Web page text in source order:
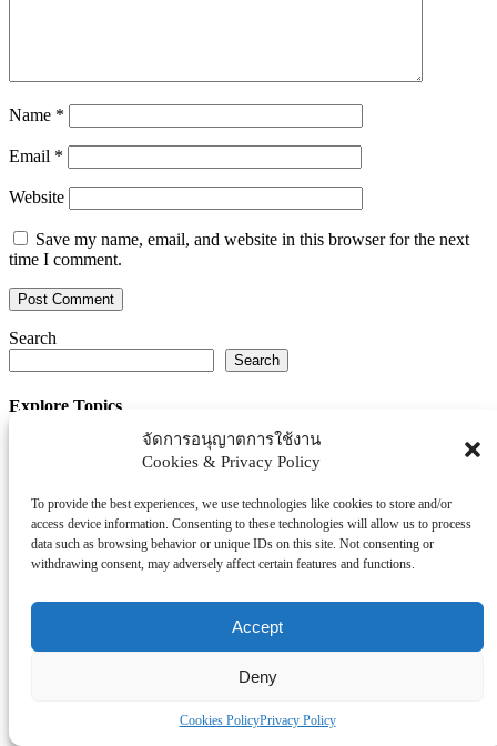
จัดการอนุญาตการใช้งาน
Cookies & Privacy Policy
To provide the best experiences, we use technologies like cookies to store and/or
access device information. Consenting to these technologies will allow us to process
data such as browsing behavior or unique IDs on this site. Not consenting or
withdrawing consent, may adversely affect certain features and functions.
Accept
Deny
Cookies PolicyPrivacy Policy
Name *
Email *
Website
Save my name, email, and website in this browser for the next
time I comment.
Search
Search
Explore Topics
Thaiworldtoday
Uncategorized
ธุรกิจ/ประกัน/การเงิน
บันเทิง/กีฬา
ภาครัฐ/ราชการ
ยานยนต์
โรงแรม/ท่องเที่ยว/อาหาร
Tag Clouds